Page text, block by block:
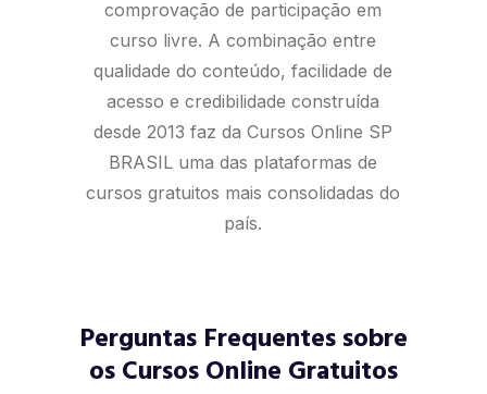
comprovação de participação em
curso livre. A combinação entre
qualidade do conteúdo, facilidade de
acesso e credibilidade construída
desde 2013 faz da Cursos Online SP
BRASIL uma das plataformas de
cursos gratuitos mais consolidadas do
país.
Perguntas Frequentes sobre
os Cursos Online Gratuitos